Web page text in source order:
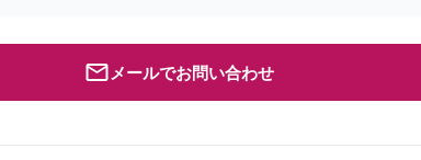
メールでお問い合わせ